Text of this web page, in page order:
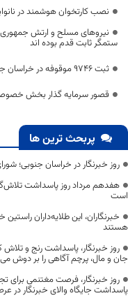
نصب کارتخوان هوشمند در
نیروهای مسلح و ارتش جمهوری
ستمگر ثابت قدم بوده اند
ثبت 9746 موقوفه در خراسان جنوبی
قصور سرمایه گذار بخش
پربحث ترین ها
روز خبرنگار در خراسان جنوبی؛
هفدهم مرداد روز پاسداشت
است
خبرنگاران، این طلایه‌داران
هستند
روز خبرنگار، پاسداشت رنج و
جان و مال، پرچم آگاهی را بر دوش
روز خبرنگار، فرصت مغتنمی برای
پاسداشت جایگاه والای خبرنگار در